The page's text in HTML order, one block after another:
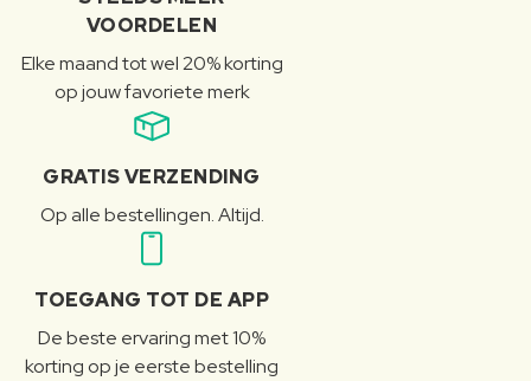
VOORDELEN
Elke maand tot wel 20% korting
op jouw favoriete merk
GRATIS VERZENDING
Op alle bestellingen. Altijd.
TOEGANG TOT DE APP
De beste ervaring met 10%
korting op je eerste bestelling